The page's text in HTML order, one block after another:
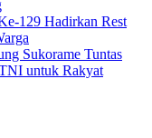
129 Hadirkan Rest
Sukorame Tuntas
untuk Rakyat